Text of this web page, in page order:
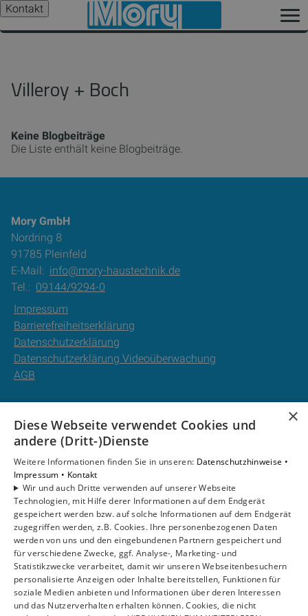
Kontakt
Villeroy + Boch
Keine Blogbeiträge
Die Liste enthält keine Blogbeiträge.
Mory GmbH
Nordring 8
91785 Pleinfeld
E-Mail: info@mory-haustechnik.de
Tel.: 09144/9294-0
Impressum
Barrierefreiheitserklärung
Datenschutzerklärung
Datenschutzerklärung Videoüberwachung
AGB
Privatkunden
Gewerbekunden
Karriere
Unternehmen
Kontakt
Um externe HTML-Inhalte anzuzeigen, benötigen wir
Ihre Einwilligung.
Weitere Informationen finden Sie in unserer
Datenschutzerklärung.
×
Diese Webseite verwendet Cookies und
andere (Dritt-)Dienste
Weitere Informationen finden Sie in unseren: Datenschutzhinweise •
Impressum • Kontakt
Wir und auch Dritte verwenden auf unserer Webseite
Technologien, mit Hilfe derer Informationen auf dem Endgerät
gespeichert werden bzw. auf solche Informationen auf dem Endgerät
zugegriffen werden, z.B. Cookies. Ihre personenbezogenen Daten
werden von uns und den eingebundenen Partnern gespeichert und
für verschiedene Zwecke, ggf. Analyse-, Marketing- und
Statistikzwecke verarbeitet, damit wir unseren Webseitenbesuchern
personalisierte Anzeigen oder Inhalte bereitstellen, Funktionen für
soziale Medien anbieten und Informationen über deren Interessen
und das Nutzerverhalten erhalten können. Cookies, die nicht